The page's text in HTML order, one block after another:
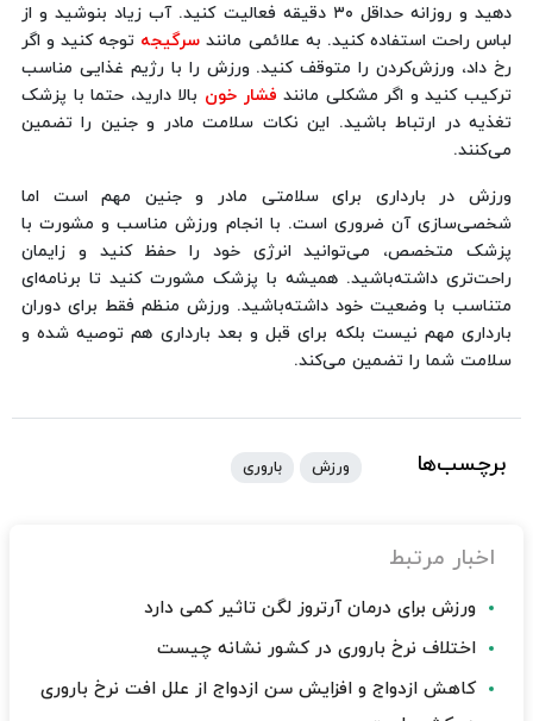
دهید و روزانه حداقل ۳۰ دقیقه فعالیت کنید. آب زیاد بنوشید و از
لباس راحت استفاده کنید. به علائمی مانند سرگیجه توجه کنید و اگر
رخ داد، ورزش‌کردن را متوقف کنید. ورزش را با رژیم غذایی مناسب
ترکیب کنید و اگر مشکلی مانند فشار خون بالا دارید، حتما با پزشک
تغذیه در ارتباط باشید. این نکات سلامت مادر و جنین را تضمین
می‌کنند.
ورزش در بارداری برای سلامتی مادر و جنین مهم است اما
شخصی‌سازی آن ضروری است. با انجام ورزش مناسب و مشورت با
پزشک متخصص، می‌توانید انرژی خود را حفظ کنید و زایمان
راحت‌تری داشته‌باشید. همیشه با پزشک مشورت کنید تا برنامه‌ای
متناسب با وضعیت خود داشته‌باشید. ورزش منظم فقط برای دوران
بارداری مهم نیست بلکه برای قبل و بعد بارداری هم توصیه شده و
سلامت شما را تضمین می‌کند.
برچسب‌ها ورزش باروری
اخبار مرتبط
ورزش برای درمان آرتروز لگن تاثیر کمی دارد
اختلاف نرخ باروری در کشور نشانه چیست
کاهش ازدواج و افزایش سن ازدواج از علل افت نرخ باروری